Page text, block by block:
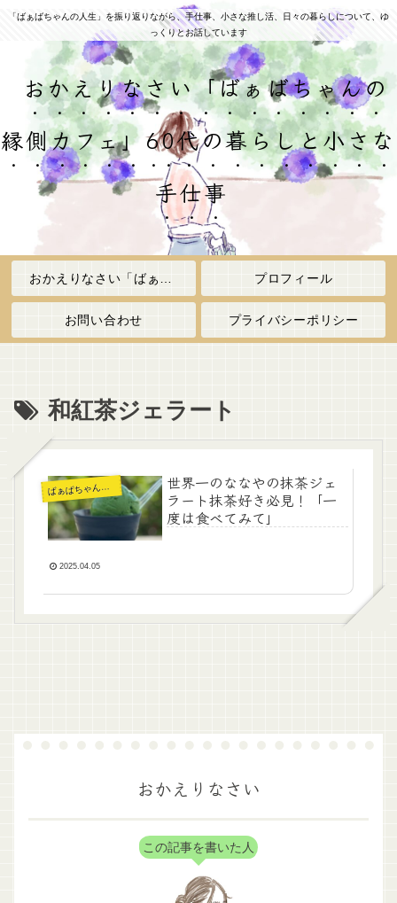
「ばぁばちゃんの人生」を振り返りながら、手仕事、小さな推し活、日々の暮らしについて、ゆ
っくりとお話しています
おかえりなさい「ばぁばちゃんの
縁側カフェ」60代の暮らしと小さな
手仕事
プロフィール
お問い合わせ プライバシーポリシー
和紅茶ジェラート
ばぁばちゃんの暮らし
世界一のななやの抹茶ジェ
ラート抹茶好き必見！「一
度は食べてみて」
2025.04.05
おかえりなさい
この記事を書いた人